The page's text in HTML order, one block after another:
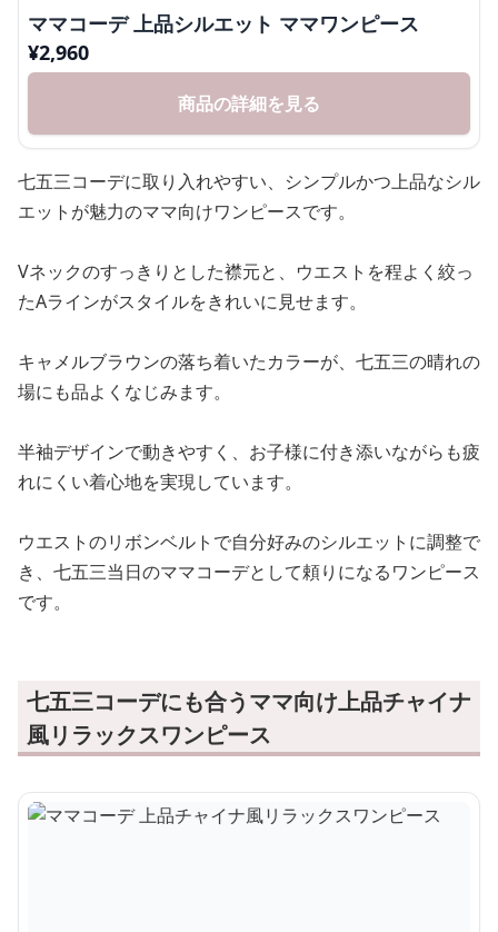
ママコーデ 上品シルエット ママワンピース
¥2,960
商品の詳細を見る
七五三コーデに取り入れやすい、シンプルかつ上品なシル
エットが魅力のママ向けワンピースです。
Vネックのすっきりとした襟元と、ウエストを程よく絞っ
たAラインがスタイルをきれいに見せます。
キャメルブラウンの落ち着いたカラーが、七五三の晴れの
場にも品よくなじみます。
半袖デザインで動きやすく、お子様に付き添いながらも疲
れにくい着心地を実現しています。
ウエストのリボンベルトで自分好みのシルエットに調整で
き、七五三当日のママコーデとして頼りになるワンピース
です。
七五三コーデにも合うママ向け上品チャイナ
風リラックスワンピース